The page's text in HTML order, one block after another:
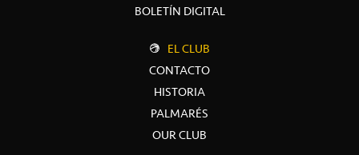
BOLETÍN DIGITAL
EL CLUB
CONTACTO
HISTORIA
PALMARÉS
OUR CLUB